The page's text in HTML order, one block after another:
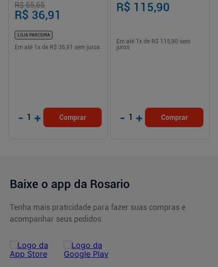
R$ 55,65
R$ 36,91
LOJA PARCEIRA
Em até 1 x de R$ 36,91 sem juros
- 1 + Comprar
R$ 115,90
Em até 1 x de R$ 115,90 sem
juros
- 1 + Comprar
Baixe o app da Rosario
Tenha mais praticidade para fazer suas compras e
acompanhar seus pedidos